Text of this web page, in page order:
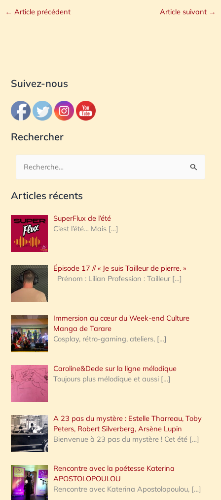
← Article précédent Article suivant →
Suivez-nous
Rechercher
c
e
r
c
h
e
:
Articles récents
SuperFlux de l’été
C’est l’été… Mais […]
Épisode 17 // « Je suis Tailleur de pierre. »
Prénom : Lilian Profession : Tailleur […]
Immersion au cœur du Week-end Culture
Manga de Tarare
Cosplay, rétro-gaming, ateliers, […]
Caroline&Dede sur la ligne mélodique
Toujours plus mélodique et aussi […]
A 23 pas du mystère : Estelle Tharreau, Toby
Peters, Robert Silverberg, Arsène Lupin
Bienvenue à 23 pas du mystère ! Cet été […]
Rencontre avec la poétesse Katerina
APOSTOLOPOULOU
Rencontre avec Katerina Apostolopoulou, […]